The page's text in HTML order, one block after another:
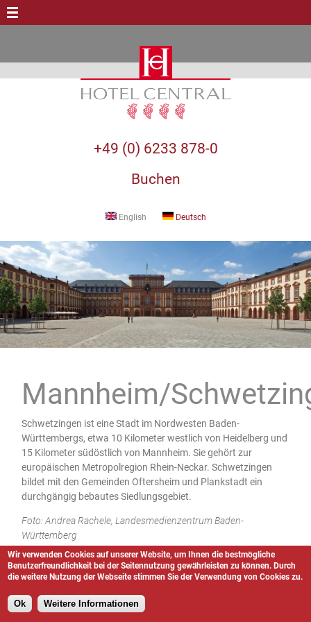
+49 (0) 6233 878-0
Buchen
English Deutsch
Mannheim/
Schwetzingen ist eine Stadt im Nordwesten Baden-
Württembergs, etwa 10 Kilometer westlich von Heidelberg und
15 Kilometer südöstlich von Mannheim. Sie gehört zur
europäischen Metropolregion Rhein-Neckar. Schwetzingen
bildet mit den Gemeinden Oftersheim und Plankstadt ein
durchgängig bebautes Siedlungsgebiet.
Foto: Andrea Rachele, Landesmedienzentrum Baden-
Württemberg
Wir verwenden Cookies auf unserer Website, um Ihnen die bestmögliche
Benutzerfreundlichkeit bei der Seitennutzung gewährleisten zu können. Durch
die weitere Nutzung der Webseite stimmen Sie der Verwendung von Cookies zu.
Ok Weitere Informationen